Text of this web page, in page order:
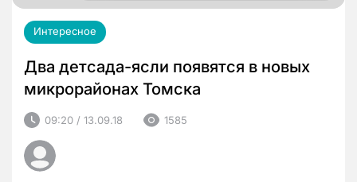
Интересное
Два детсада-ясли появятся в новых
микрорайонах Томска
09:20 / 13.09.18 1585